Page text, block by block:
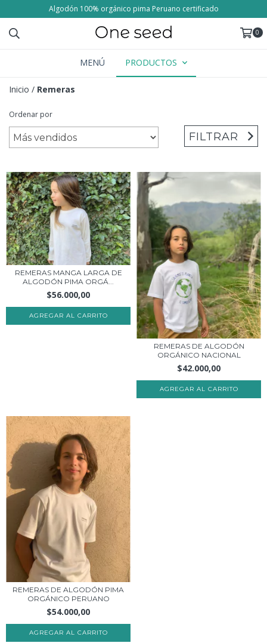
Algodón 100% orgánico pima Peruano certificado
0
MENÚ PRODUCTOS
Inicio / Remeras
Ordenar por
FILTRAR
REMERAS MANGA LARGA DE
ALGODÓN PIMA ORGÁ...
$56.000,00
AGREGAR AL CARRITO
REMERAS DE ALGODÓN
ORGÁNICO NACIONAL
$42.000,00
AGREGAR AL CARRITO
REMERAS DE ALGODÓN PIMA
ORGÁNICO PERUANO
$54.000,00
AGREGAR AL CARRITO